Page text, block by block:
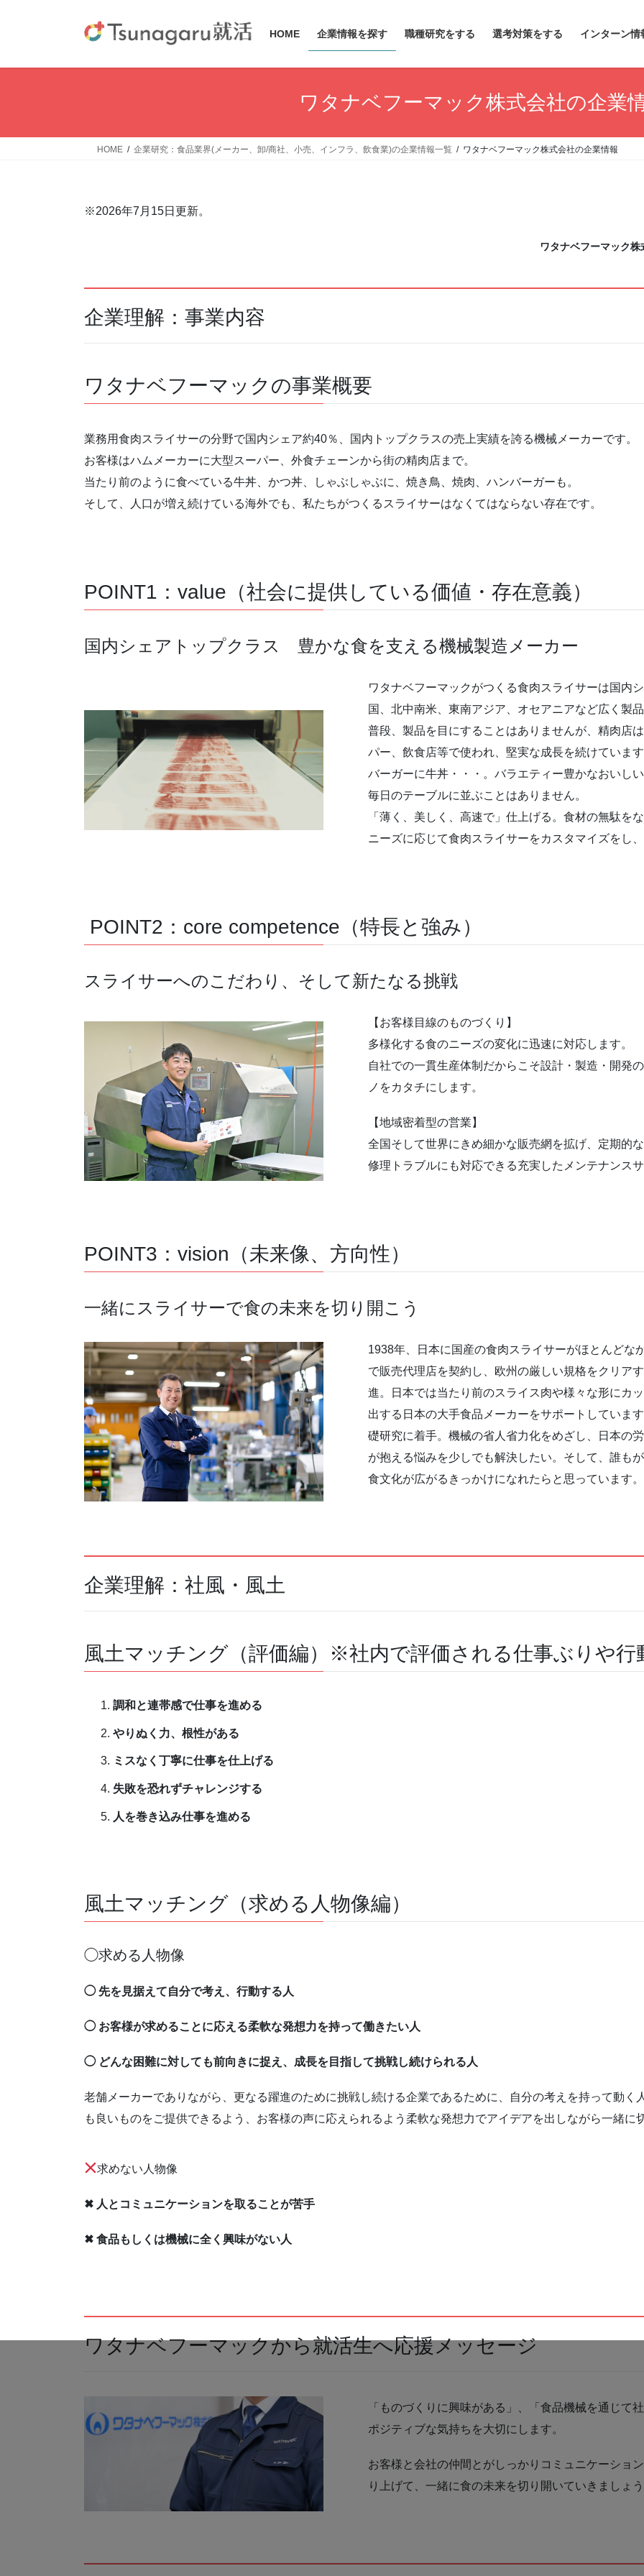
HOME 企業情報を探す 職種研究をする 選考対策をする インターン情
ワタナベフーマック株式会社の企業
HOME 企業研究：食品業界(メーカー、卸/商社、小売、インフラ、飲食業)の企業情報一覧 ワタナベフーマック株式会社の企業情報
※2026年7月15日更新。
ワタナベフーマック
企業理解：事業内容
ワタナベフーマックの事業概要
業務用食肉スライサーの分野で国内シェア約40％、国内トップクラスの売上実績を誇る機械メーカーです。
お客様はハムメーカーに大型スーパー、外食チェーンから街の精肉店まで。
当たり前のように食べている牛丼、かつ丼、しゃぶしゃぶに、焼き鳥、焼肉、ハンバーガーも。
そして、人口が増え続けている海外でも、私たちがつくるスライサーはなくてはならない存在です。
POINT1：value（社会に提供している価値・存在意義）
国内シェアトップクラス 豊かな食を支える機械製造メーカー
ワタナベフーマックがつくる食肉スライサーは国内
国、北中南米、東南アジア、オセアニアなど広く製
普段、製品を目にすることはありませんが、精肉店
パー、飲食店等で使われ、堅実な成長を続けていま
バーガーに牛丼・・・。バラエティー豊かなおいし
毎日のテーブルに並ぶことはありません。
「薄く、美しく、高速で」仕上げる。食材の無駄を
ニーズに応じて食肉スライサーをカスタマイズをし
POINT2：core competence（特長と強み）
スライサーへのこだわり、そして新たなる挑戦
【お客様目線のものづくり】
多様化する食のニーズの変化に迅速に対応します。
自社での一貫生産体制だからこそ設計・製造・開発
ノをカタチにします。
【地域密着型の営業】
全国そして世界にきめ細かな販売網を拡げ、定期的
修理トラブルにも対応できる充実したメンテナンス
POINT3：vision（未来像、方向性）
一緒にスライサーで食の未来を切り開こう
1938年、日本に国産の食肉スライサーがほとんどな
で販売代理店を契約し、欧州の厳しい規格をクリア
進。日本では当たり前のスライス肉や様々な形にカ
出する日本の大手食品メーカーをサポートしていま
礎研究に着手。機械の省人省力化をめざし、日本の
が抱える悩みを少しでも解決したい。そして、誰も
食文化が広がるきっかけになれたらと思っています。
企業理解：社風・風土
風土マッチング（評価編）※社内で評価される仕事ぶりや行
調和と連帯感で仕事を進める
やりぬく力、根性がある
ミスなく丁寧に仕事を仕上げる
失敗を恐れずチャレンジする
人を巻き込み仕事を進める
風土マッチング（求める人物像編）
◯求める人物像
◯ 先を見据えて自分で考え、行動する人
◯ お客様が求めることに応える柔軟な発想力を持って働きたい人
◯ どんな困難に対しても前向きに捉え、成長を目指して挑戦し続けられる人
老舗メーカーでありながら、更なる躍進のために挑戦し続ける企業であるために、自分の考えを持って動く
も良いものをご提供できるよう、お客様の声に応えられるよう柔軟な発想力でアイデアを出しながら一緒に
求めない人物像
✖ 人とコミュニケーションを取ることが苦手
✖ 食品もしくは機械に全く興味がない人
ワタナベフーマックから就活生へ応援メッセージ
「ものづくりに興味がある」、「食品機械を通じて
ポジティブな気持ちを大切にします。
お客様と会社の仲間とがしっかりコミュニケーショ
り上げて、一緒に食の未来を切り開いていきましょ